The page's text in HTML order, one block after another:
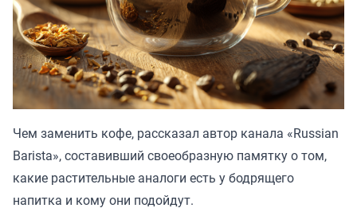
Чем заменить кофе, рассказал автор канала «Russian
Barista», составивший своеобразную памятку о том,
какие растительные аналоги есть у бодрящего
напитка и кому они подойдут.